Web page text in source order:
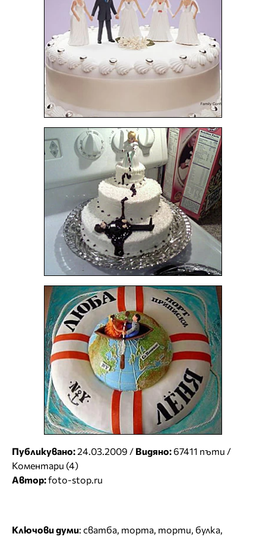
Публикувано:24.03.2009 / Видяно:67411 пъти /
Коментари (4)
Автор:foto-stop.ru
Ключови думи: сватба торта торти булка